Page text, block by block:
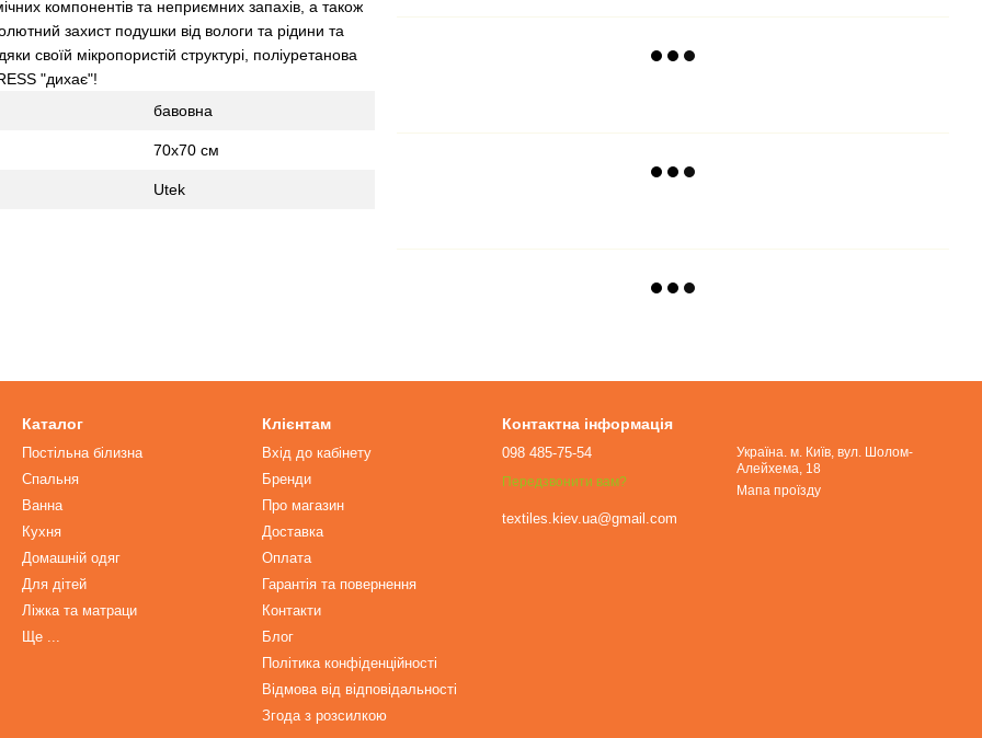
компонентів та неприємних запахів, а також
захист подушки від вологи та рідини та
своїй мікропористій структурі, поліуретанова
"дихає"!
бавовна
70х70 см
Utek
Каталог
Постільна білизна
Спальня
Ванна
Кухня
Домашній одяг
Для дітей
Ліжка та матраци
Ще ...
Клієнтам
Вхід до кабінету
Бренди
Про магазин
Доставка
Оплата
Гарантія та повернення
Контакти
Блог
Політика конфіденційності
Відмова від відповідальності
Згода з розсилкою
Контактна інформація
098 485-75-54
Передзвонити вам?
textiles.kiev.ua@gmail.com
Україна. м. Київ, вул. Шолом-
Алейхема, 18
Мапа проїзду